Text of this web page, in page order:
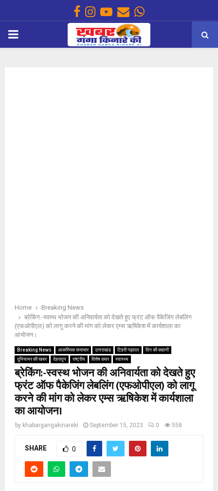
Facebook
Instagram
Youtube
EmailWhatsapp
PRIMARY
Home
Breaking News
ब्रेकिंग:-स्वस्थ भोजन की अनिवार्यता को देखते हुए फ्रंट ऑफ पैकेजिंग लेबलिंग
(एफओपीएल) को लागू करने की मांग को लेकर एम्स ऋषिकेश में कार्यशाला का
आयोजन।
Breaking News आकस्मिक समाचार उत्तराखंड टिहरी गढ़वाल
दिन की कहानी
दुनियाभर की खबर
देहरादून राष्ट्रीय विशेष कवर स्वास्थ्य
ब्रेकिंग:-स्वस्थ भोजन की अनिवार्यता को देखते हुए
फ्रंट ऑफ पैकेजिंग लेबलिंग (एफओपीएल) को लागू
करने की मांग को लेकर एम्स ऋषिकेश में कार्यशाला
का आयोजन।
by khabargangakinareki September 15, 2023 0 558
SHARE 0